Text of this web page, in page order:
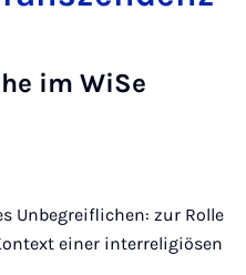
im WiSe
Unbegreiflichen: zur Rolle
einer interreligiösen